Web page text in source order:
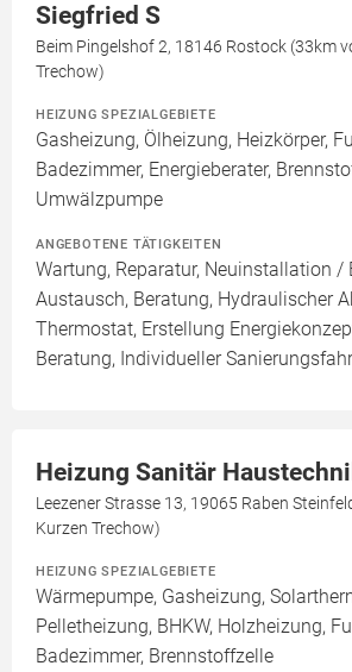
Siegfried S
Beim Pingelshof 2, 18146 Rostock (33km
Trechow)
HEIZUNG SPEZIALGEBIETE
Gasheizung, Ölheizung, Heizkörper,
Badezimmer, Energieberater,
Umwälzpumpe
ANGEBOTENE TÄTIGKEITEN
Wartung, Reparatur, Neuinstallation /
Austausch, Beratung, Hydraulischer
Thermostat, Erstellung
Beratung, Individueller
Heizung Sanitär
Leezener Strasse 13, 19065 Raben
Kurzen Trechow)
HEIZUNG SPEZIALGEBIETE
Wärmepumpe, Gasheizung,
Pelletheizung, BHKW, Holzheizung,
Badezimmer, Brennstoffzelle